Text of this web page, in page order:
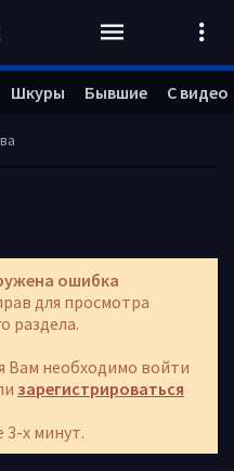
ошибка
для просмотра
раздела.
Вам необходимо войти
зарегистрироваться
3-х минут.
Шкуры Бывшие С видео